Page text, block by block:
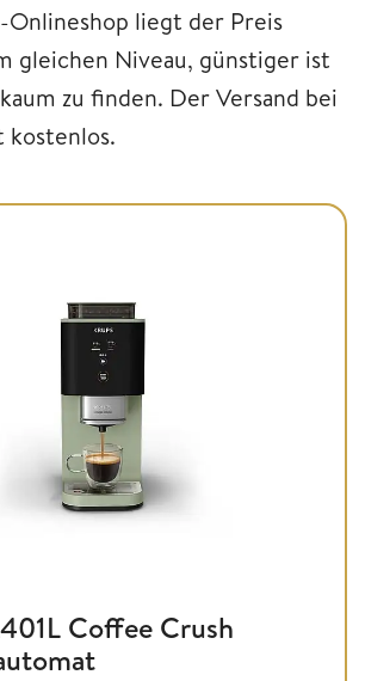
Onlineshop liegt der Preis
gleichen Niveau, günstiger ist
zu finden. Der Versand bei
kostenlos.
Coffee Crush